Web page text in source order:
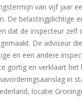
van vijf jaar
De belastingplichtige
dat de inspecteur
De adviseur
en een andere
gortig en verklaart
in
locatie